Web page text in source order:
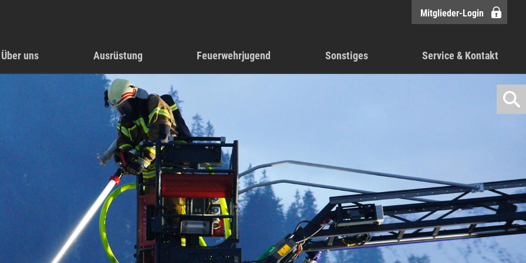
Über uns Ausrüstung Feuerwehrjugend Sonstiges Service & Kontakt
Mitglieder-Login